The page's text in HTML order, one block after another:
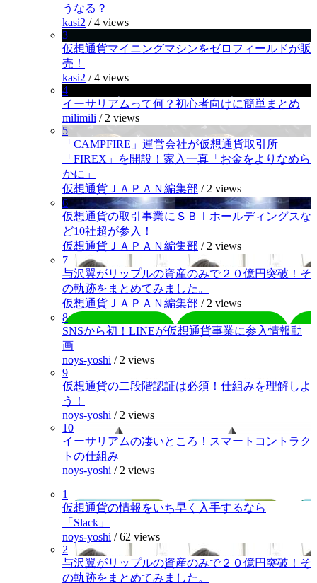
うなる？
kasi2 /4 views
3
仮想通貨マイニングマシンをゼロフィールドが販
売！
kasi2 /4 views
4
イーサリアムって何？初心者向けに簡単まとめ
milimili / 2 views
5
「CAMPFIRE」運営会社が仮想通貨取引所
「FIREX」を開設！家入一真「お金をよりなめら
かに」
仮想通貨ＪＡＰＡＮ編集部 / 2 views
6
仮想通貨の取引事業にＳＢＩホールディングスな
ど10社超が参入！
仮想通貨ＪＡＰＡＮ編集部 / 2 views
7
与沢翼がリップルの資産のみで２０億円突破！そ
の軌跡をまとめてみました。
仮想通貨ＪＡＰＡＮ編集部 / 2 views
8
SNSから初！LINEが仮想通貨事業に参入情報動
画
noys-yoshi / 2 views
9
仮想通貨の二段階認証は必須！仕組みを理解しよ
う！
noys-yoshi / 2 views
10
イーサリアムの凄いところ！スマートコントラク
トの仕組み
noys-yoshi / 2 views
1
仮想通貨の情報をいち早く入手するなら
「Slack」
noys-yoshi /62 views
2
与沢翼がリップルの資産のみで２０億円突破！そ
の軌跡をまとめてみました。